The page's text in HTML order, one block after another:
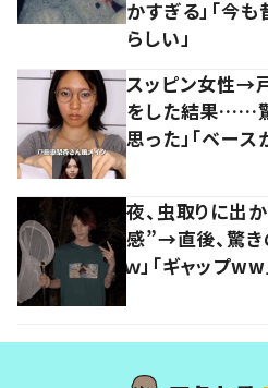
かすぎる」「今
らしい」
スッピン女性→
をした結果……
思った」「ベース
夜、虫取りに出
感”→直後、驚き
ｗ」「ギャップww